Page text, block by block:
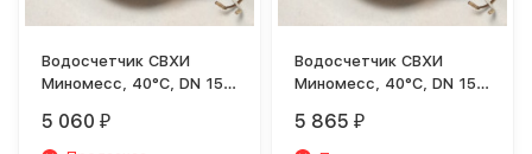
Водосчетчик СВХИ
Миномесс, 40°C, DN 15,
(1L/Imp.), с присоед.
5 060 ₽
Водосчетчик СВХИ
Миномесс, 40°C, DN 15,
(1L/Imp.), с присоед. с
5 865 ₽